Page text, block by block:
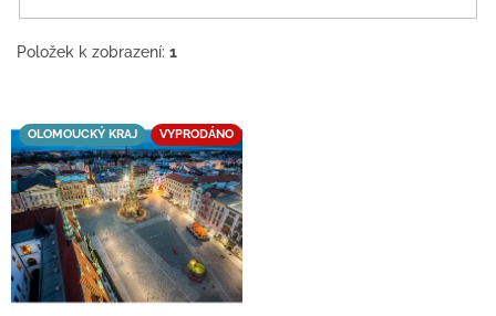
Položek k zobrazení: 1
ý
p
s
p
r
o
d
OLOMOUCKÝ KRAJ VYPRODÁNO